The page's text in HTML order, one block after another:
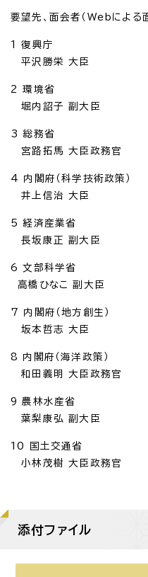
要望先、面会者（Webによる
1 復興庁
平沢勝栄 大臣
2 環境省
堀内詔子 副大臣
3 総務省
宮路拓馬 大臣政務官
4 内閣府（科学技術政策）
井上信治 大臣
5 経済産業省
長坂康正 副大臣
6 文部科学省
高橋ひなこ 副大臣
7 内閣府（地方創生）
坂本哲志 大臣
8 内閣府（海洋政策）
和田義明 大臣政務官
9 農林水産省
葉梨康弘 副大臣
10 国土交通省
小林茂樹 大臣政務官
添付ファイル